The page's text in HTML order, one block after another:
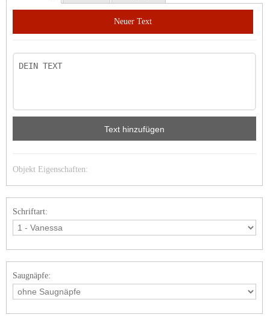
Neuer Text
Text hinzufügen
Objekt Eigenschaften:
Schriftart:
Saugnäpfe: